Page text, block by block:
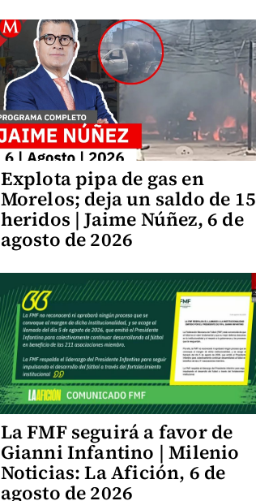
Explota pipa de gas en
Morelos; deja un saldo de 15
heridos | Jaime Núñez, 6 de
agosto de 2026
La FMF seguirá a favor de
Gianni Infantino | Milenio
Noticias: La Afición, 6 de
agosto de 2026